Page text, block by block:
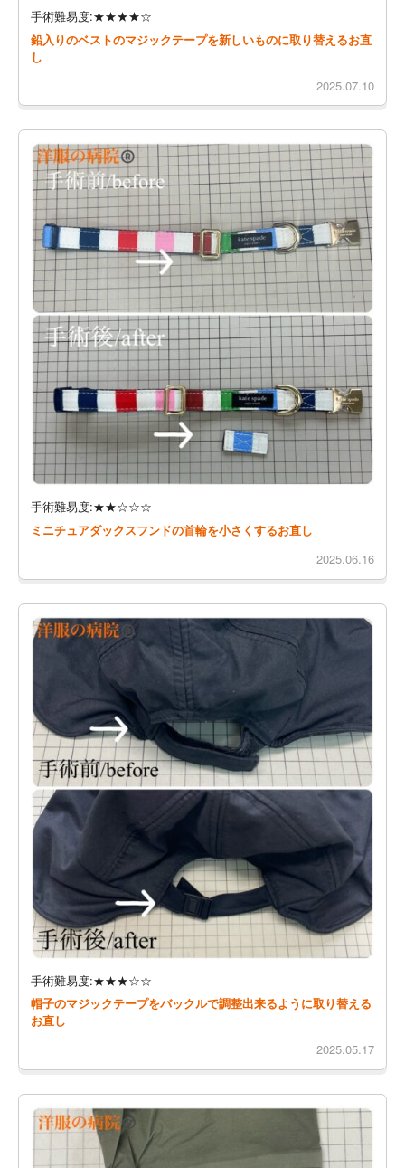
手術難易度:★★★★☆
鉛入りのベストのマジックテープを新しいものに取り替えるお直
し
2025.07.10
手術難易度:★★☆☆☆
ミニチュアダックスフンドの首輪を小さくするお直し
2025.06.16
手術難易度:★★★☆☆
帽子のマジックテープをバックルで調整出来るように取り替える
お直し
2025.05.17